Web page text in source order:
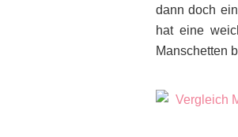
dann doch
hat eine
Manschetten